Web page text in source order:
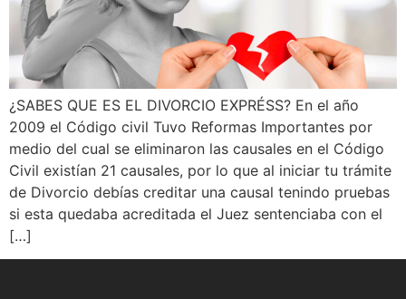
¿SABES QUE ES EL DIVORCIO EXPRÉSS? En el año
2009 el Código civil Tuvo Reformas Importantes por
medio del cual se eliminaron las causales en el Código
Civil existían 21 causales, por lo que al iniciar tu trámite
de Divorcio debías creditar una causal tenindo pruebas
si esta quedaba acreditada el Juez sentenciaba con el
[…]